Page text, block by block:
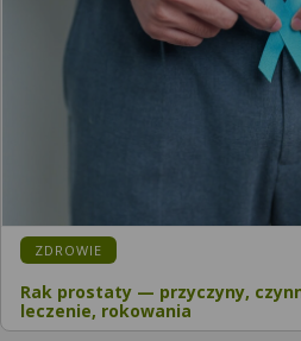
ZDROWIE
Rak prostaty — przyczyny,
leczenie, rokowania